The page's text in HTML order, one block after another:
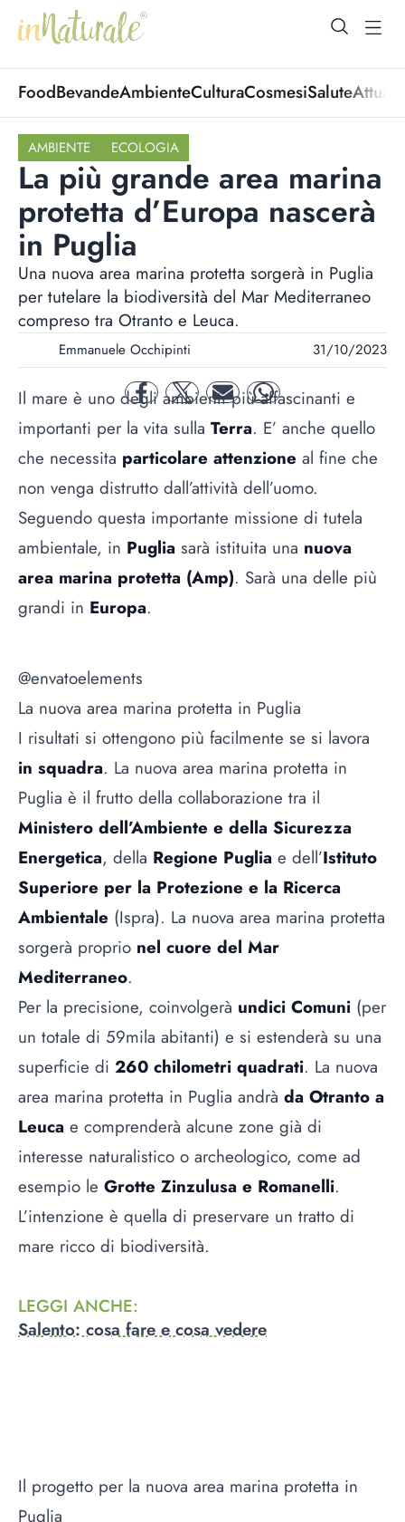
open
FoodBevandeAmbienteCulturaCosmesiSalute
AMBIENTE ECOLOGIA
La più grande area marina
protetta d’Europa nascerà
in Puglia
Una nuova area marina protetta sorgerà in Puglia
per tutelare la biodiversità del Mar Mediterraneo
compreso tra Otranto e Leuca.
Emmanuele Occhipinti 31/10/2023
facebooktwitter mail whatsapp
Il mare è uno degli ambienti più affascinanti e
importanti per la vita sulla Terra. E’ anche quello
che necessita particolare attenzione al fine che
non venga distrutto dall’attività dell’uomo.
Seguendo questa importante missione di tutela
ambientale, in Puglia sarà istituita una nuova
area marina protetta (Amp). Sarà una delle più
grandi in Europa.
@envatoelements
La nuova area marina protetta in Puglia
I risultati si ottengono più facilmente se si lavora
in squadra. La nuova area marina protetta in
Puglia è il frutto della collaborazione tra il
Ministero dell’Ambiente e della Sicurezza
Energetica, della Regione Puglia e dell’Istituto
Superiore per la Protezione e la Ricerca
Ambientale (Ispra). La nuova area marina protetta
sorgerà proprio nel cuore del Mar
Mediterraneo.
Per la precisione, coinvolgerà undici Comuni (per
un totale di 59mila abitanti) e si estenderà su una
superficie di 260 chilometri quadrati. La nuova
area marina protetta in Puglia andrà da Otranto a
Leuca e comprenderà alcune zone già di
interesse naturalistico o archeologico, come ad
esempio le Grotte Zinzulusa e Romanelli.
L’intenzione è quella di preservare un tratto di
mare ricco di biodiversità.
LEGGI ANCHE:
Salento: cosa fare e cosa vedere
Il progetto per la nuova area marina protetta in
Puglia